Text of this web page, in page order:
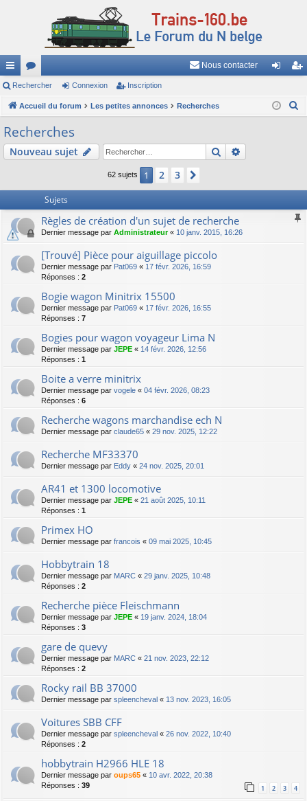
ac
co
ur
ci
or
u
m
s
Nous contacter
ne cri
Rechercher Connexion Inscription
Accueil du forum Les petites annonces Recherches
h
Recherches
Nouveau sujet Rechercher
62 sujets 1 2 3
Sujets
Règles de création d'un sujet de recherche
Dernier message par Administrateur« 10 janv. 2015, 16:26
[Trouvé] Pièce pour aiguillage piccolo
Dernier message par Pat069 « 17 févr. 2026, 16:59
Réponses : 2
Bogie wagon Minitrix 15500
Dernier message par Pat069 « 17 févr. 2026, 16:55
Réponses : 7
Bogies pour wagon voyageur Lima N
Dernier message par JEPE « 14 févr. 2026, 12:56
Réponses : 1
Boite a verre minitrix
Dernier message par vogele « 04 févr. 2026, 08:23
Réponses : 6
Recherche wagons marchandise ech N
Dernier message par claude65 « 29 nov. 2025, 12:22
Recherche MF33370
Dernier message par Eddy « 24 nov. 2025, 20:01
AR41 et 1300 locomotive
Dernier message par JEPE « 21 août 2025, 10:11
Réponses : 1
Primex HO
Dernier message par francois « 09 mai 2025, 10:45
Hobbytrain 18
Dernier message par MARC « 29 janv. 2025, 10:48
Réponses : 2
Recherche pièce Fleischmann
Dernier message par JEPE « 19 janv. 2024, 18:04
Réponses : 3
gare de quevy
Dernier message par MARC « 21 nov. 2023, 22:12
Réponses : 2
Rocky rail BB 37000
Dernier message par spleencheval « 13 nov. 2023, 16:05
Voitures SBB CFF
Dernier message par spleencheval « 26 nov. 2022, 10:40
Réponses : 2
hobbytrain H2966 HLE 18
Dernier message par oups65 « 10 avr. 2022, 20:38
Réponses : 39 1 2 3 4